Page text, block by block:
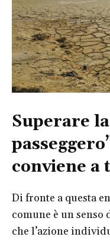
Superare
conviene a
Di fronte a questa
comune è un
che l’azione